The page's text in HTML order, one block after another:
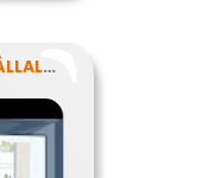
KÉZTISZTASÁGI VÁLLALAT